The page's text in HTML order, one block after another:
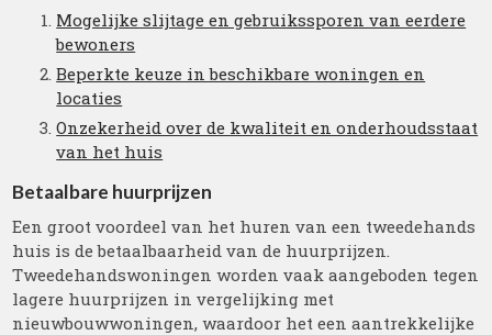
Mogelijke slijtage en gebruikssporen van eerdere
bewoners
Beperkte keuze in beschikbare woningen en
locaties
Onzekerheid over de kwaliteit en onderhoudsstaat
van het huis
Betaalbare huurprijzen
Een groot voordeel van het huren van een tweedehands
huis is de betaalbaarheid van de huurprijzen.
Tweedehandswoningen worden vaak aangeboden tegen
lagere huurprijzen in vergelijking met
nieuwbouwwoningen, waardoor het een aantrekkelijke